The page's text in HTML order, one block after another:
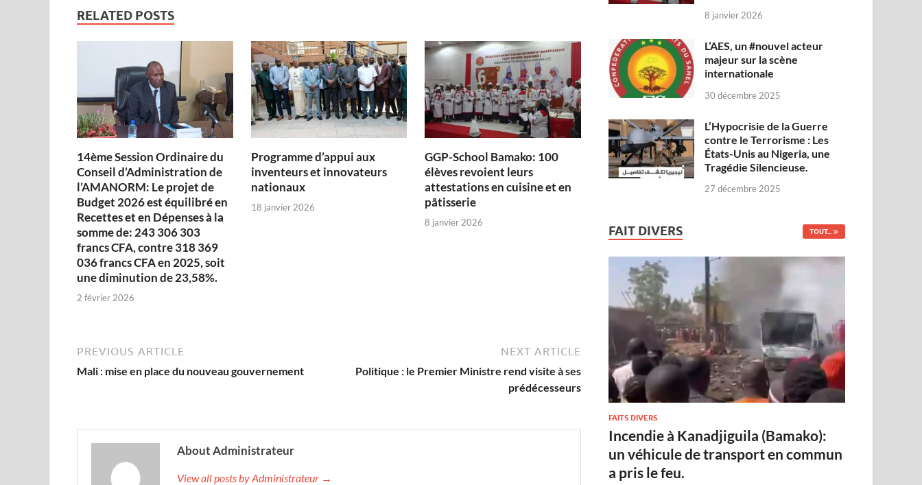
RELATED POSTS
14ème Session Ordinaire du
Conseil d’Administration de
l’AMANORM: Le projet de
Budget 2026 est équilibré en
Recettes et en Dépenses à la
somme de: 243 306 303
francs CFA, contre 318 369
036 francs CFA en 2025, soit
une diminution de 23,58%.
2 février 2026
Programme d’appui aux
inventeurs et innovateurs
nationaux
18 janvier 2026
GGP-School Bamako: 100
élèves revoient leurs
attestations en cuisine et en
pâtisserie
8 janvier 2026
PREVIOUS ARTICLE
Mali : mise en place du nouveau gouvernement
NEXT ARTICLE
Politique : le Premier Ministre rend visite à ses
prédécesseurs
About Administrateur
View all posts by Administrateur →
8 janvier 2026
L’AES, un #nouvel acteur
majeur sur la scène
internationale
30 décembre 2025
L’Hypocrisie de la Guerre
contre le Terrorisme : Les
États-Unis au Nigeria, une
Tragédie Silencieuse.
27 décembre 2025
FAIT DIVERS TOUT...
FAITS DIVERS
Incendie à Kanadjiguila (Bamako):
un véhicule de transport en commun
a pris le feu.